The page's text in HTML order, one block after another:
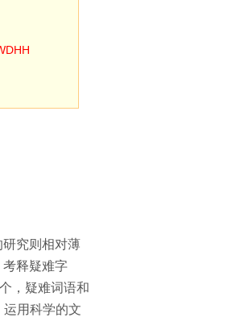
究则相对薄
释疑难字
，疑难词语和
用科学的文